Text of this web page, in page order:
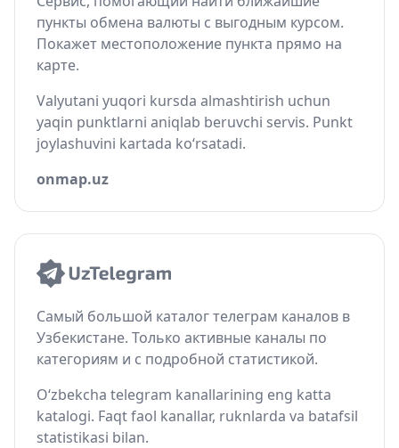
пункты обмена валюты с выгодным курсом.
Покажет местоположение пункта прямо на
карте.
Valyutani yuqori kursda almashtirish uchun
yaqin punktlarni aniqlab beruvchi servis. Punkt
joylashuvini kartada ko‘rsatadi.
onmap.uz
Самый большой каталог телеграм каналов в
Узбекистане. Только активные каналы по
категориям и с подробной статистикой.
O‘zbekcha telegram kanallarining eng katta
katalogi. Faqt faol kanallar, ruknlarda va batafsil
statistikasi bilan.